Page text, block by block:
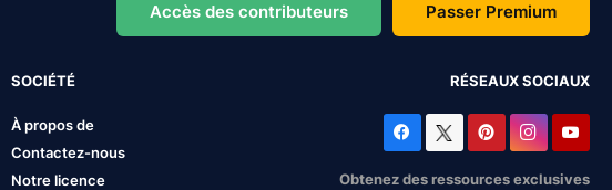
Accès des contributeurs Passer Premium
SOCIÉTÉ
À propos de
Contactez-nous
Notre licence
RÉSEAUX SOCIAUX
Obtenez des ressources exclusives